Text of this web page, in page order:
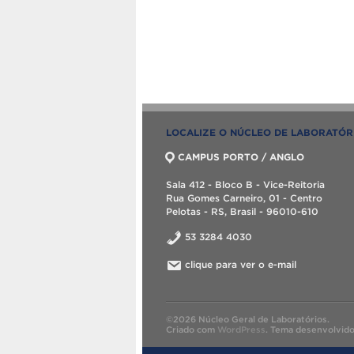
LOCALIZE O NÚCLEO DE
CAMPUS PORTO / ANGLO
Sala 412 - Bloco B - Vice-Reitoria
Rua Gomes Carneiro, 01 - Centro
Pelotas - RS, Brasil - 96010-610
53 3284 4030
clique para ver o e-mail
©2026 Núcleo Geral de Laboratórios.
Criado com WordPress. Tema